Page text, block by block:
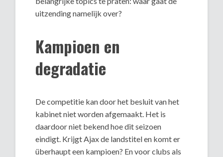
uitzending namelijk over?
Kampioen en
degradatie
De competitie kan door het besluit van het
kabinet niet worden afgemaakt. Het is
daardoor niet bekend hoe dit seizoen
eindigt. Krijgt Ajax de landstitel en komt er
überhaupt een kampioen? En voor clubs als